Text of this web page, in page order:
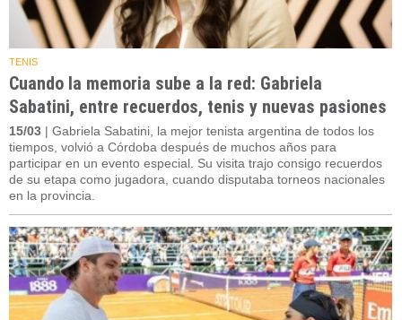
TENIS
Cuando la memoria sube a la red: Gabriela
Sabatini, entre recuerdos, tenis y nuevas pasiones
15/03 | Gabriela Sabatini, la mejor tenista argentina de todos los
tiempos, volvió a Córdoba después de muchos años para
participar en un evento especial. Su visita trajo consigo recuerdos
de su etapa como jugadora, cuando disputaba torneos nacionales
en la provincia.